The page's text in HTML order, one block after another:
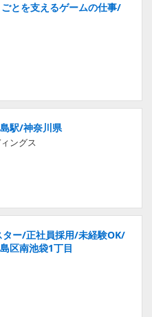
とを支えるゲームの仕事/
駅/神奈川県
ングス
ター/正社員採用/未経験OK/
区南池袋1丁目